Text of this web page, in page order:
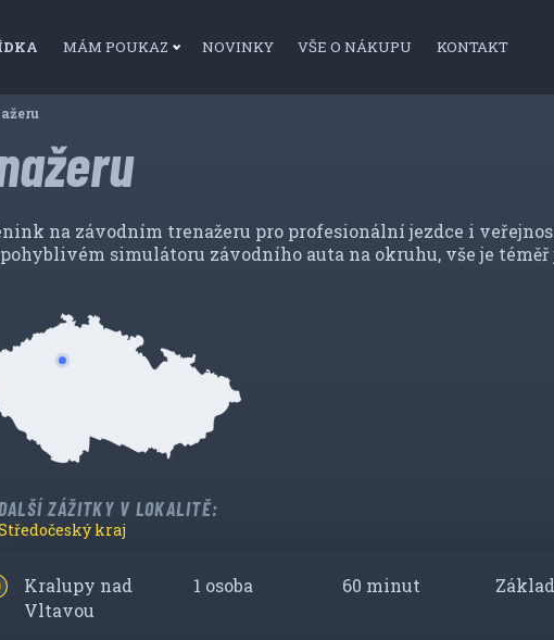
MÁM POUKAZ NOVINKY VŠE O NÁKUPU KONTAKT
na závodním trenažeru pro profesionální jezdce i
simulátoru závodního auta na okruhu, vše je
ZÁŽITKY V LOKALITĚ:
kraj
Kralupy nad
Vltavou
1 osoba 60 minut